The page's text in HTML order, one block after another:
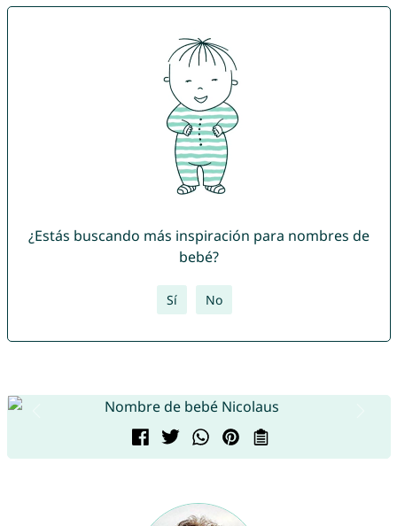
¿Estás buscando más inspiración para nombres de
bebé?
Sí No